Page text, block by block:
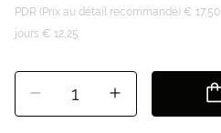
PDR (Prix au détail recommandé) € 17,50
jours € 12,25
1